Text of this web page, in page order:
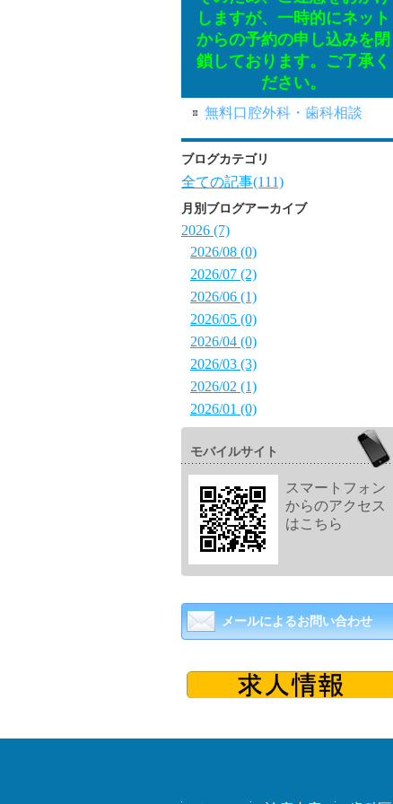
しますが、一時的にネット
からの予約の申し込みを閉
鎖しております。ご了承く
ださい。
無料口腔外科・歯科相談
ブログカテゴリ
全ての記事(111)
月別ブログアーカイブ
2026 (7)
2026/08 (0)
2026/07 (2)
2026/06 (1)
2026/05 (0)
2026/04 (0)
2026/03 (3)
2026/02 (1)
2026/01 (0)
モバイルサイト
スマートフォン
からのアクセス
はこちら
メールによるお問い合わせ